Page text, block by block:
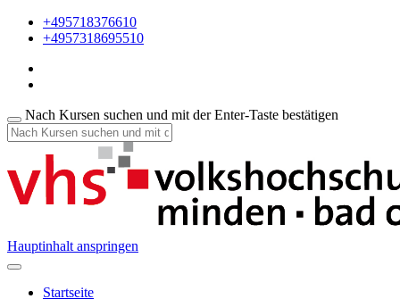
+495718376610
+4957318695510
Nach Kursen suchen und mit der Enter-Taste bestätigen
Hauptinhalt anspringen
Startseite